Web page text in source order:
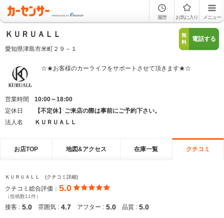
履歴 お気に入り メニュー
ＫＵＲＵＡＬＬ
愛知県津島市米町２９－１
無
料
電話する
☆★お客様のカーライフをサポートさせて頂きます★☆
営業時間
10:00～18:00
定休日
【不定休】ご来店の際は事前にご予約下さい。
法人名
ＫＵＲＵＡＬＬ
お店TOP 地図&アクセス 在庫一覧 クチコミ
ＫＵＲＵＡＬＬ (クチコミ詳細)
クチコミ総合評価： 5.0
（投稿数11件）
接客 : 5.0 雰囲気 : 4.7 アフター : 5.0 品質 : 5.0